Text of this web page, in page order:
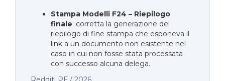
Stampa Modelli F24 – Riepilogo
finale: corretta la generazione del
riepilogo di fine stampa che esponeva il
link a un documento non esistente nel
caso in cui non fosse stata processata
con successo alcuna delega.